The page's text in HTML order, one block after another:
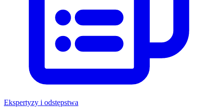
Ekspertyzy i odstępstwa